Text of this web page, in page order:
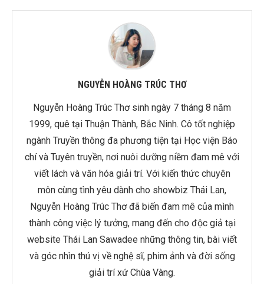
NGUYỄN HOÀNG TRÚC THƠ
Nguyễn Hoàng Trúc Thơ sinh ngày 7 tháng 8 năm
1999, quê tại Thuận Thành, Bắc Ninh. Cô tốt nghiệp
ngành Truyền thông đa phương tiện tại Học viện Báo
chí và Tuyên truyền, nơi nuôi dưỡng niềm đam mê với
viết lách và văn hóa giải trí. Với kiến thức chuyên
môn cùng tình yêu dành cho showbiz Thái Lan,
Nguyễn Hoàng Trúc Thơ đã biến đam mê của mình
thành công việc lý tưởng, mang đến cho độc giả tại
website Thái Lan Sawadee những thông tin, bài viết
và góc nhìn thú vị về nghệ sĩ, phim ảnh và đời sống
giải trí xứ Chùa Vàng.